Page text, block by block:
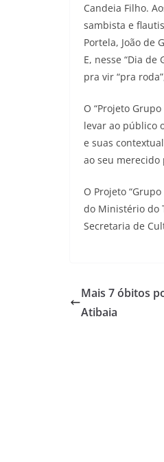
Candeia Filho.
sambista e
Portela, João de
E, nesse “Dia
pra vir “pra
O “Projeto
levar ao público
e suas
ao seu
O Projeto
do Ministério do
Secretaria de
Mais 7 óbitos
Atibaia